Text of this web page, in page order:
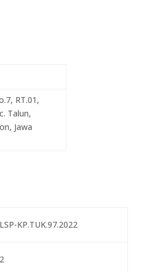
RT.01,
Talun,
Jawa
KP.TUK.97.2022